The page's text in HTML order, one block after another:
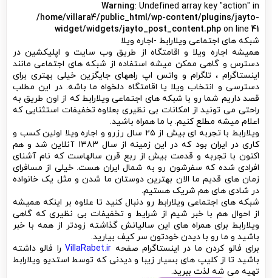
Warning: Undefined array key "action" in
/home/villara4/public_html/wp-content/plugins/jayto-
widget/widgets/jayto_post_content.php on line 41
شبکه های اجتماعی ویلارابط -اجاره ویلا
همیشه اجاره ویلا و اقامتگاه از طریق وب سایت و اپلیکشین در
دسترس و گاهی ممکن میشه استفاده از شبکه های اجتماعی مانند
اینستاگرام ، تلگرام و واتس اپ راههای جایگزین خیلی بهتری برای
دسترسی و انتخاب ویلا یا اقامتگاه دلخواه ما باشه. در این مطلب
قصد داریم شما رو با شبکه های اجتماعی ویلارابط که از اون طریق به
راحتی می تونید از امکانات بی نظیری بعلاوه تخفیفات استثنایی که
اعلام میشه مطلع کنیم. با ما همراه باشید.
ویلارابط با تجربه ای بیش از ۲۵ سال رزرو و اجاره ویلا اولین کسب و
کاری در ایران بود که در این زمینه از سال ۱۳۸۳ آنلاین شد و هم
اکنون با تجربه و قدمت بیش از ربع قرن سالهاست که نام آشنای
افرادی شده که سفرشون رو به شمال ایران هست. خیلی از مسافرای
زمان های قدیم ما الان بهترین دوستان ما شدن و مثل یک خانواده
در شادی های هم شریک هستیم.
شبکه های اجتماعی ویلارابط رو دنبال کنید تا علاوه بر اینکه همیشه
از احوال هم با خبر شیم از شرایط و تخفیفات بی نظیری که گاهی
ویلارابط برای همراه های این سالیانش گذاشته زودتر از همه با خبر
باشید و ما رو با دیدن خودتون سر کیف بیارید.
برای فالو کردن ما در اینستاگرام صفحه VillaRabet.irرا فالو داشته
باشید تا از کلیپ های بسیار زیبا و دیدنی که توسط استدیو ویلارابط
تهیه می شه لذت ببرید.